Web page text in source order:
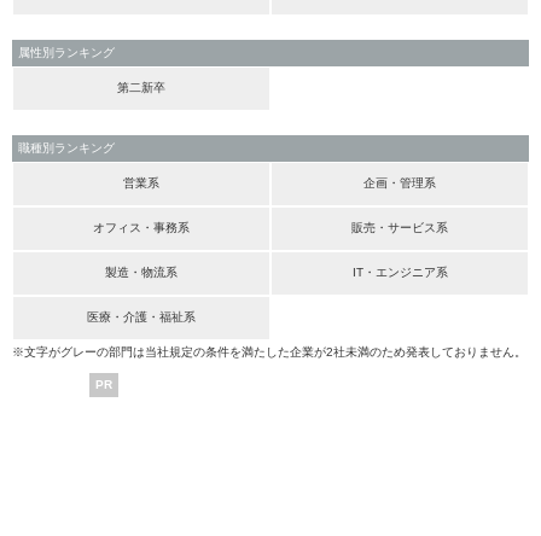
属性別ランキング
第二新卒
職種別ランキング
営業系 企画・管理系
オフィス・事務系 販売・サービス系
製造・物流系 IT・エンジニア系
医療・介護・福祉系
※文字がグレーの部門は当社規定の条件を満たした企業が2社未満のため発表しておりません。
PR